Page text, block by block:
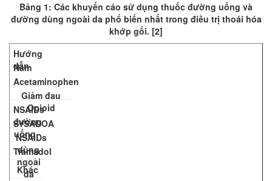
Bảng 1: Các khuyến cáo sử dụng thuốc đường uống và
đường dùng ngoài da phổ biến nhất trong điều trị thoái hóa
khớp gối. [2]
Hướng
dẫn
Năm
Acetaminophen
Giảm đau
Opioid
NSAIDs
đường
uống
SYSADOA
NSAIDs
dùng
ngoài
da
Tramadol
Khác